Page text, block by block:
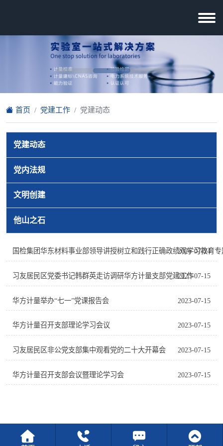
首页 党建工作 党建动态
党建动态
党内法规
文明创建
他山之石
国检集团华东材料事业部领导讲授树立和践行正确政绩观学习教育
2026-07-24
习友居民区党委书记韩群英走访调研华方计量支部党建工作2023-07-15
华方计量举办“七一”党课报告会 2023-07-15
华方计量召开支部理论学习会议 2023-07-15
习友居民区非公党支部集中观看党的二十大开幕会 2023-07-15
华方计量召开支部会议暨理论学习会 2023-07-15
   